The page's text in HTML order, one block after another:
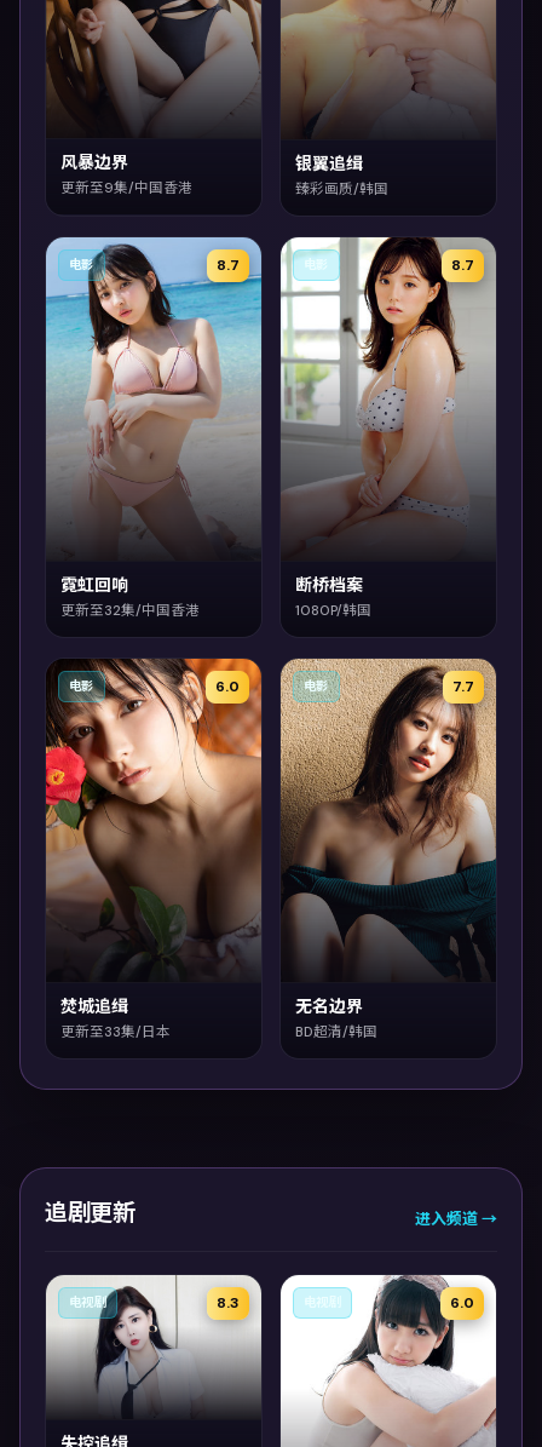
风暴边界
更新至9集/中国香港
银翼追缉
臻彩画质/韩国
8.7
电影
霓虹回响
更新至32集/中国香港
8.7
电影
断桥档案
1080P/韩国
6.0
电影
焚城追缉
更新至33集/日本
7.7
电影
无名边界
BD超清/韩国
追剧更新 进入频道 →
8.3
电视剧 6.0
电视剧